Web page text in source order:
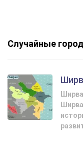
Случайные